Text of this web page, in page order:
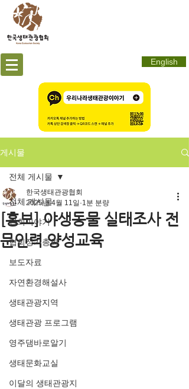
English
게시물
전체 게시물
협회이야기
협회정기총회
보도자료
자연환경해설사
생태관광지역
생태관광 프로그램
영주댐바로알기
생태문화교실
이달의 생태관광지
전체 게시물
[홍보] 야생동물 실태조사 전
문인력 양성교육
한국생태관광협회
2025년 4월 11일 1분 분량